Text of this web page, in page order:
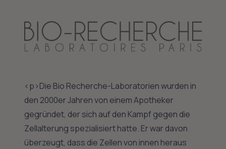
<p>Die Bio Recherche-Laboratorien wurden in
den 2000er Jahren von einem Apotheker
gegründet, der sich auf den Kampf gegen die
Zellalterung spezialisiert hatte. Er war davon
überzeugt, dass die Zellen von innen heraus